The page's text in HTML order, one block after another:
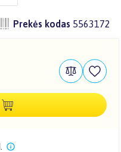
Prekės kodas 5563172